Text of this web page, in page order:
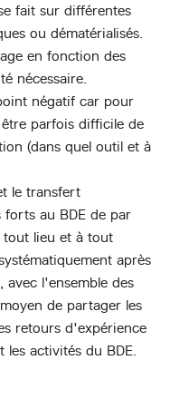
fait sur différentes
ou dématérialisés.
en fonction des
nécessaire.
négatif car pour
parfois difficile de
(dans quel outil et à
le transfert
au BDE de par
tout lieu et à tout
après
l'ensemble des
de partager les
retours d'expérience
activités du BDE.